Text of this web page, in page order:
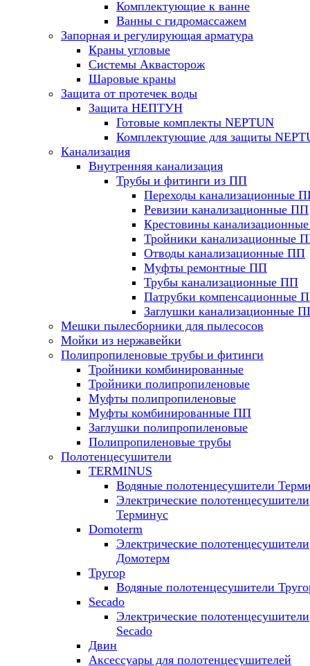
Комплектующие к ванне
Ванны с гидромассажем
Запорная и регулирующая арматура
Краны угловые
Системы Аквасторож
Шаровые краны
Защита от протечек воды
Защита НЕПТУН
Готовые комплекты NEPTUN
Комплектующие для защиты
Канализация
Внутренняя канализация
Трубы и фитинги из ПП
Переходы канализационные
Ревизии канализационные ПП
Крестовины
Тройники канализационные
Отводы канализационные ПП
Муфты ремонтные ПП
Трубы канализационные ПП
Патрубки компенсационные
Заглушки канализационные
Мешки пылесборники для пылесосов
Мойки из нержавейки
Полипропиленовые трубы и фитинги
Тройники комбинированные
Тройники полипропиленовые
Муфты полипропиленовые
Муфты комбинированные ПП
Заглушки полипропиленовые
Полипропиленовые трубы
Полотенцесушители
TERMINUS
Водяные полотенцесушители
Электрические полотенцесушители
Терминус
Domoterm
Электрические полотенцесушители
Домотерм
Тругор
Водяные полотенцесушители
Secado
Электрические полотенцесушители
Secado
Двин
Аксессуары для полотенцесушителей